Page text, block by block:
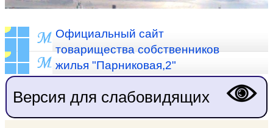
Официальный сайт
товарищества собственников
жилья "Парниковая,2"
Версия для слабовидящих